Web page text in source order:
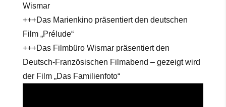
Wismar
+++Das Marienkino präsentiert den deutschen
Film „Prélude“
+++Das Filmbüro Wismar präsentiert den
Deutsch-Französischen Filmabend – gezeigt wird
der Film „Das Familienfoto“